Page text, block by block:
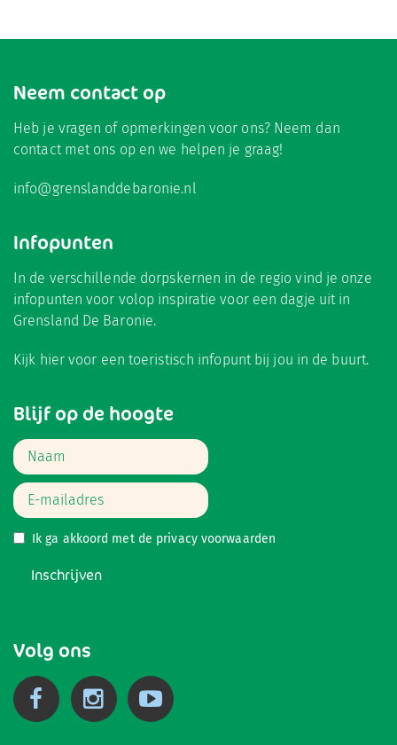
Neem contact op
Heb je vragen of opmerkingen voor ons? Neem dan
contact met ons op en we helpen je graag!
info@grenslanddebaronie.nl
Infopunten
In de verschillende dorpskernen in de regio vind je onze
infopunten voor volop inspiratie voor een dagje uit in
Grensland De Baronie.
Kijk hiervoor een toeristisch infopunt bij jou in de buurt.
Blijf op de hoogte
Ik ga akkoord met de privacy voorwaarden
Inschrijven
Volg ons